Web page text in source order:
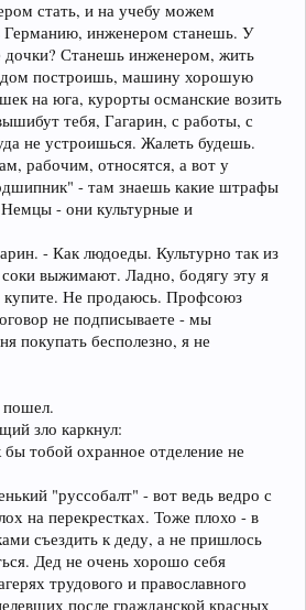
стать, и на учебу можем
Германию, инженером станешь. У
дочки? Станешь инженером, жить
дом построишь, машину хорошую
на юга, курорты османские возить
тебя, Гагарин, с работы, с
не устроишься. Жалеть будешь.
рабочим, относятся, а вот у
- там знаешь какие штрафы
- они культурные и
- Как людоеды. Культурно так из
соки выжимают. Ладно, бодягу эту я
Не продаюсь. Профсоюз
не подписываете - мы
покупать бесполезно, я не
пошел.
зло каркнул:
тобой охранное отделение не
"руссобалт" - вот ведь ведро с
на перекрестках. Тоже плохо - в
съездить к деду, а не пришлось
Дед не очень хорошо себя
трудового и православного
после гражданской красных